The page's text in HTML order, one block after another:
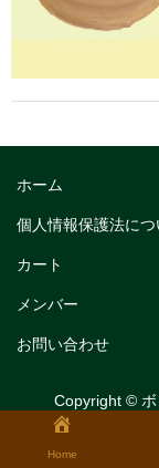
トリフルガナ
トリフルガナ
生チョコケーキ
生チョコケー
生チョコケー
チョコシフォン
タルトレット
全国発送可能ギフ
ホーム
個人情報保護法につ
カート
メンバー
お問い合わせ
Copyright © ボ
Home